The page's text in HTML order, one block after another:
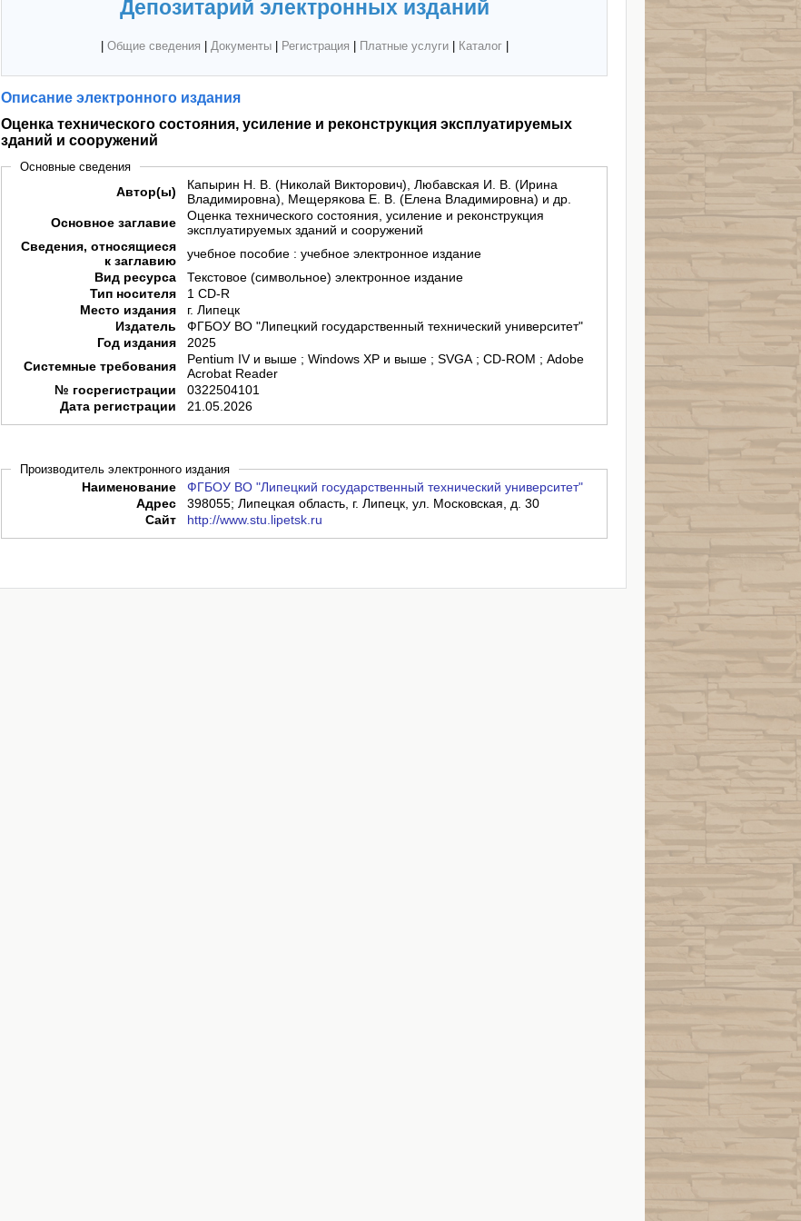
Депозитарий электронных изданий
Общие сведения Документы| Регистрация Платные услуги| Каталог|
Описание электронного издания
Оценка технического состояния, усиление и реконструкция эксплуатируемых
зданий и сооружений
Основные сведения
Автор(ы)
Капырин Н. В. (Николай Викторович), Любавская И. В. (Ирина
Владимировна), Мещерякова Е. В. (Елена Владимировна) и др.
Основное заглавие
Оценка технического состояния, усиление и реконструкция
эксплуатируемых зданий и сооружений
Сведения, относящиеся
к заглавию
учебное пособие : учебное электронное издание
Вид ресурса
Текстовое (символьное) электронное издание
Тип носителя
1 CD-R
Место издания
г. Липецк
Издатель
ФГБОУ ВО "Липецкий государственный технический университет"
Год издания
2025
Системные требования
Pentium IV и выше ; Windows XР и выше ; SVGA ; CD-ROM ; Adobe
Acrobat Reader
№ госрегистрации
0322504101
Дата регистрации
21.05.2026
Производитель электронного издания
Наименование
ФГБОУ ВО "Липецкий государственный технический университет"
Адрес
398055; Липецкая область, г. Липецк, ул. Московская, д. 30
Сайт
http://www.stu.lipetsk.ru